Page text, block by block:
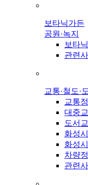
보타닉가든
공원·녹지
보타
관련
교통·철도·
교통
대중
도서
화성
화성
차량
관련